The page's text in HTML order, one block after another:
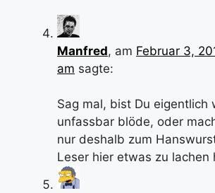
Manfred, am Februar 3,
am sagte:
Sag mal, bist Du eigentlich
unfassbar blöde, oder
nur deshalb zum
Leser hier etwas zu lachen